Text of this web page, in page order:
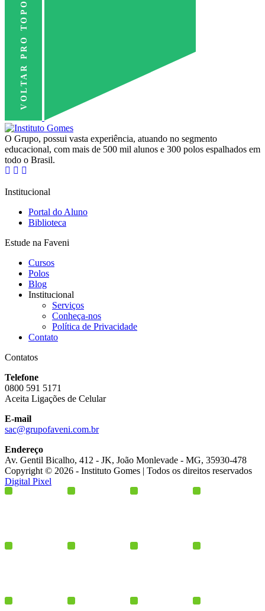
VOLTAR PRO TOPO
O Grupo, possui vasta experiência, atuando no segmento
educacional, com mais de 500 mil alunos e 300 polos espalhados em
todo o Brasil.
Institucional
Portal do Aluno
Biblioteca
Estude na Faveni
Cursos
Polos
Blog
Institucional
Serviços
Conheça-nos
Política de Privacidade
Contato
Contatos
Telefone
0800 591 5171
Aceita Ligações de Celular
E-mail
sac@grupofaveni.com.br
Endereço
Av. Gentil Bicalho, 412 - JK, João Monlevade - MG, 35930-478
Copyright © 2026 - Instituto Gomes | Todos os direitos reservados
Digital Pixel